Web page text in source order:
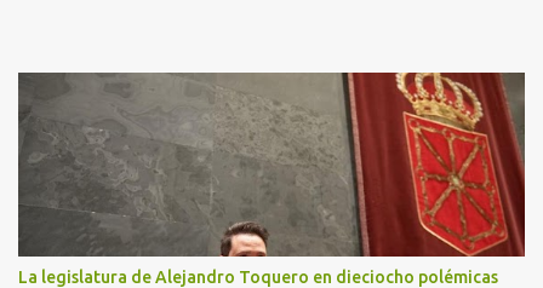
La legislatura de Alejandro Toquero en dieciocho polémicas